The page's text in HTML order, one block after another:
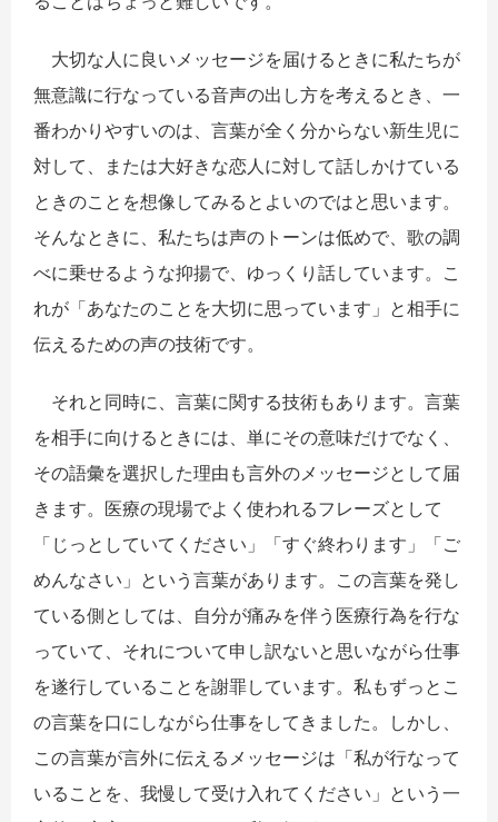
大切な人に良いメッセージを届けるときに私たちが
無意識に行なっている音声の出し方を考えるとき、一
番わかりやすいのは、言葉が全く分からない新生児に
対して、または大好きな恋人に対して話しかけている
ときのことを想像してみるとよいのではと思います。
そんなときに、私たちは声のトーンは低めで、歌の調
べに乗せるような抑揚で、ゆっくり話しています。こ
れが「あなたのことを大切に思っています」と相手に
伝えるための声の技術です。
それと同時に、言葉に関する技術もあります。言葉
を相手に向けるときには、単にその意味だけでなく、
その語彙を選択した理由も言外のメッセージとして届
きます。医療の現場でよく使われるフレーズとして
「じっとしていてください」「すぐ終わります」「ご
めんなさい」という言葉があります。この言葉を発し
ている側としては、自分が痛みを伴う医療行為を行な
っていて、それについて申し訳ないと思いながら仕事
を遂行していることを謝罪しています。私もずっとこ
の言葉を口にしながら仕事をしてきました。しかし、
この言葉が言外に伝えるメッセージは「私が行なって
いることを、我慢して受け入れてください」という一